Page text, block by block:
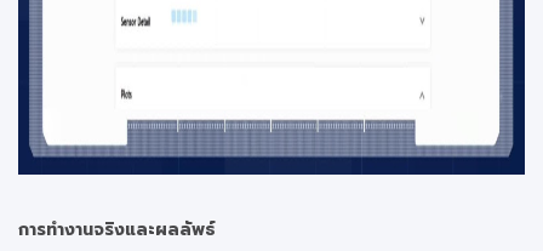
การทำงานจริงและผลลัพธ์